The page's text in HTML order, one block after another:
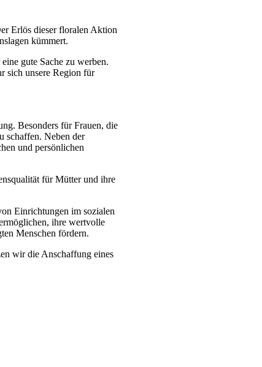
Erlös dieser floralen Aktion
kümmert.
gute Sache zu werben.
sich unsere Region für
Besonders für Frauen, die
schaffen. Neben der
und persönlichen
für Mütter und ihre
Einrichtungen im sozialen
ihre wertvolle
Menschen fördern.
wir die Anschaffung eines